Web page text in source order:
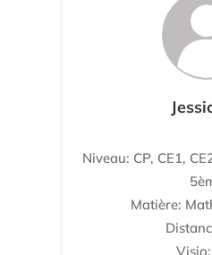
Niveau: CP, CE1,
Matière: